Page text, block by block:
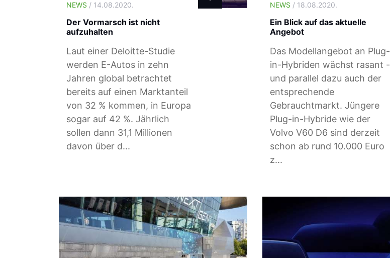
NEWS / 14.08.2020.
Der Vormarsch ist nicht
aufzuhalten
Laut einer Deloitte-Studie
werden E-Autos in zehn
Jahren global betrachtet
bereits auf einen Marktanteil
von 32 % kommen, in Europa
sogar auf 42 %. Jährlich
sollen dann 31,1 Millionen
davon über d...
NEWS / 18.08.2020.
Ein Blick auf das aktuelle
Angebot
Das Modellangebot an Plug-
in-Hybriden wächst rasant -
und parallel dazu auch der
entsprechende
Gebrauchtmarkt. Jüngere
Plug-in-Hybride wie der
Volvo V60 D6 sind derzeit
schon ab rund 10.000 Euro
z...